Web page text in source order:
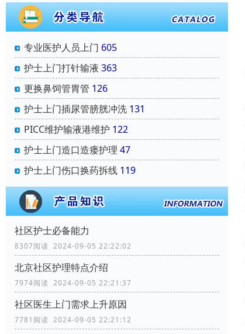
专业医护人员上门 605
护士上门打针输液 363
更换鼻饲管胃管 126
护士上门插尿管膀胱冲洗 131
PICC维护输液港维护 122
护士上门造口造瘘护理 47
护士上门伤口换药拆线 119
社区护士必备能力
8307阅读 2024-09-05 22:22:02
北京社区护理特点介绍
7974阅读 2024-09-05 22:21:37
社区医生上门需求上升原因
7781阅读 2024-09-05 22:21:12